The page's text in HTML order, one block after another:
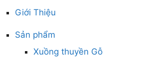
Giới Thiệu
Sản phẩm
Xuồng thuyền Gỗ